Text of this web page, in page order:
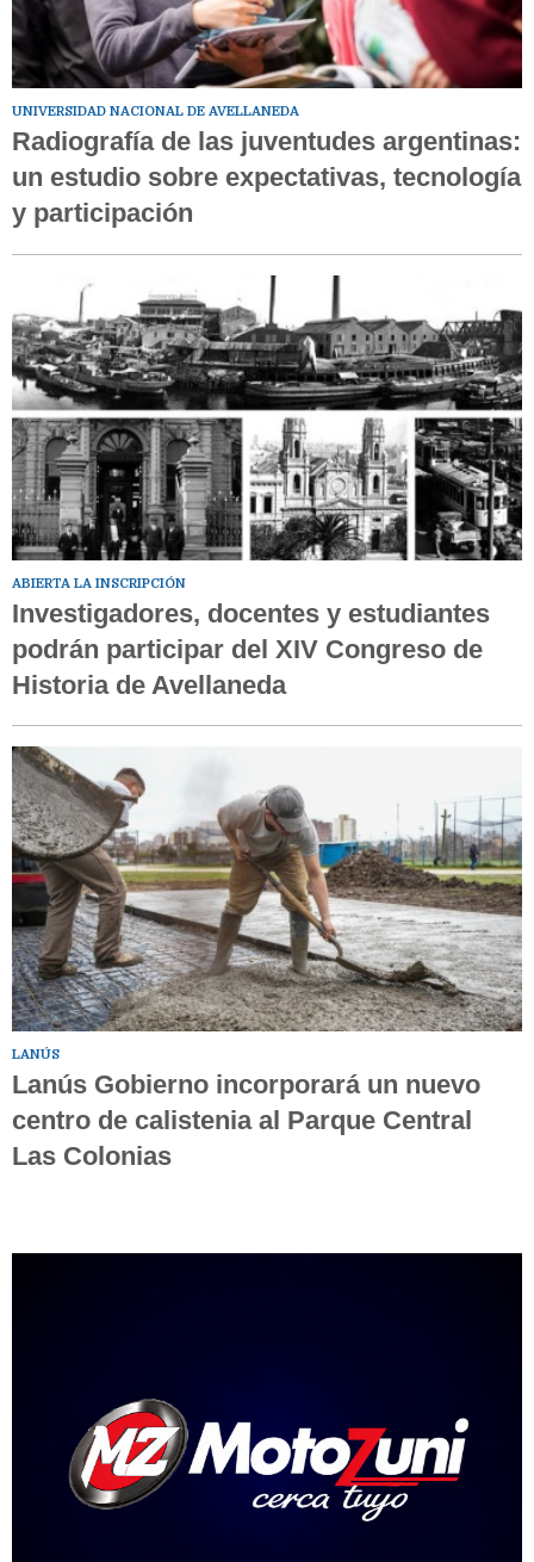
UNIVERSIDAD NACIONAL DE AVELLANEDA
Radiografía de las juventudes argentinas:
un estudio sobre expectativas, tecnología
y participación
ABIERTA LA INSCRIPCIÓN
Investigadores, docentes y estudiantes
podrán participar del XIV Congreso de
Historia de Avellaneda
LANÚS
Lanús Gobierno incorporará un nuevo
centro de calistenia al Parque Central
Las Colonias